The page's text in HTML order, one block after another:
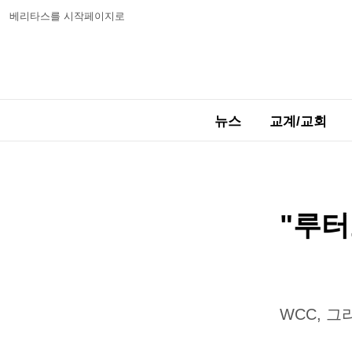
베리타스를 시작페이지로
뉴스 교계/교회
"루
WCC, 그